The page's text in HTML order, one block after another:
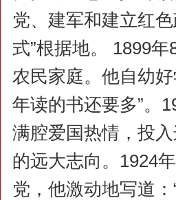
党、建军和建立红
式”根据地。 1899
农民家庭。他自幼
年读的书还要多”。
满腔爱国热情，投
的远大志向。1924
党，他激动地写道